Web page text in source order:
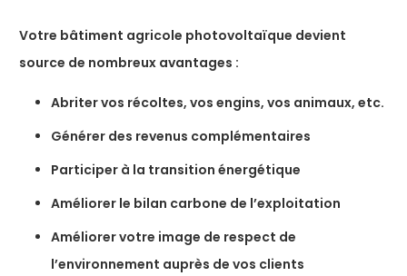
Votre bâtiment agricole photovoltaïque devient
source de nombreux avantages :
Abriter vos récoltes, vos engins, vos animaux, etc.
Générer des revenus complémentaires
Participer à la transition énergétique
Améliorer le bilan carbone de l’exploitation
Améliorer votre image de respect de
l’environnement auprès de vos clients